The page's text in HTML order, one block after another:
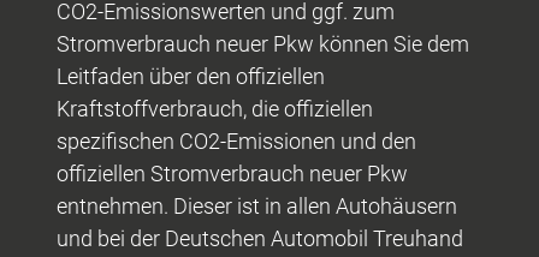
CO2-Emissionswerten und ggf. zum
Stromverbrauch neuer Pkw können Sie dem
Leitfaden über den offiziellen
Kraftstoffverbrauch, die offiziellen
spezifischen CO2-Emissionen und den
offiziellen Stromverbrauch neuer Pkw
entnehmen. Dieser ist in allen Autohäusern
und bei der Deutschen Automobil Treuhand